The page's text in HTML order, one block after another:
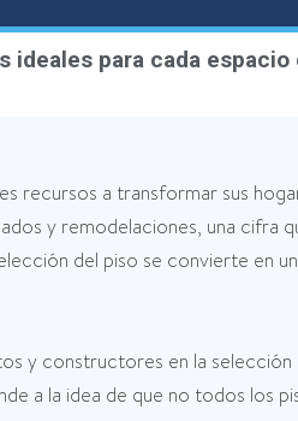
ideales para cada espacio
recursos a transformar sus
y remodelaciones, una
del piso se convierte en
y constructores en la
a la idea de que no todos los